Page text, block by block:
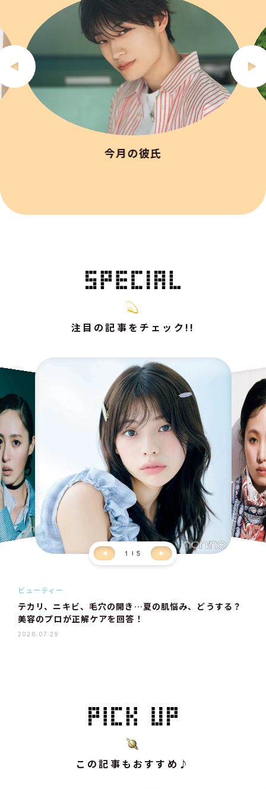
今月の彼氏
注目の記事をチェック!!
1 5
ビューティー
テカリ、ニキビ、毛穴の開き…夏の肌悩み、どうする？
美容のプロが正解ケアを回答！
2026.07.29
この記事もおすすめ♪